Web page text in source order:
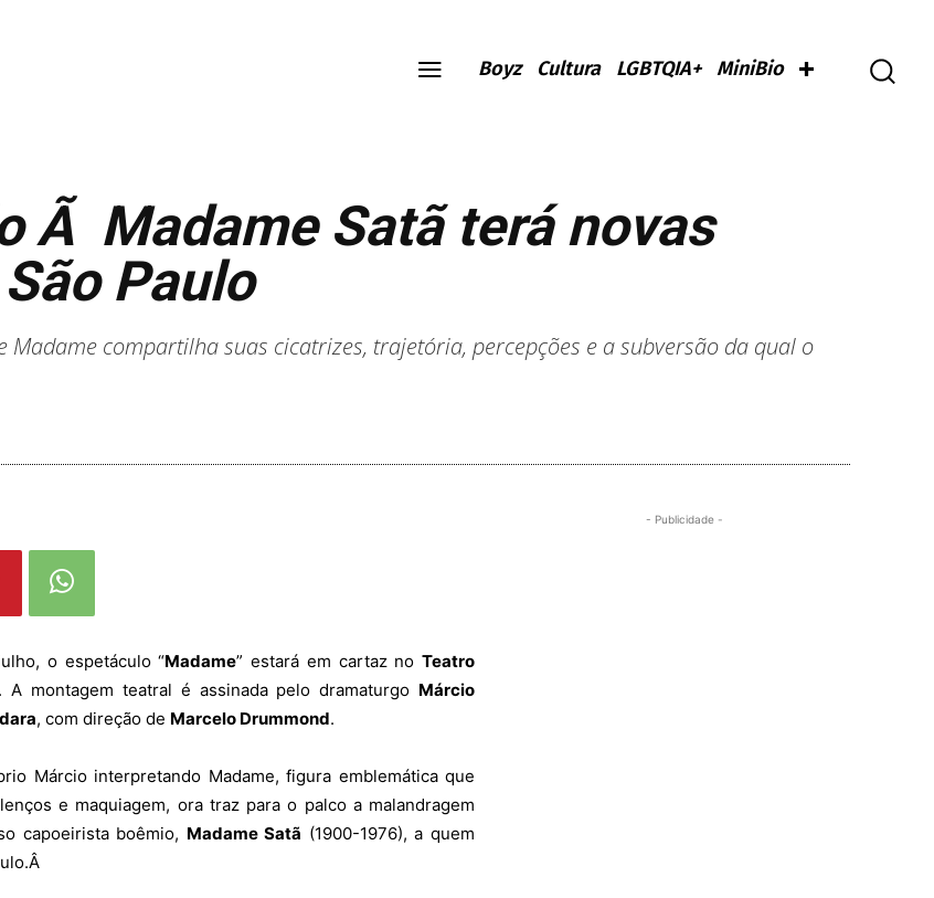
Boyz Cultura LGBTQIA+ MiniBio
Ã Madame Satã terá novas
Paulo
compartilha suas cicatrizes, trajetória, percepções e a subversão da qual o
o espetáculo “Madame” estará em cartaz noTeatro
. A montagem teatral é assinada pelo dramaturgo Márcio
, com direção de Marcelo Drummond.
Márcio interpretando Madame, figura emblemática que
e maquiagem, ora traz para o palco a malandragem
capoeirista boêmio, Madame Satã (1900-1976), a quem
- Publicidade -